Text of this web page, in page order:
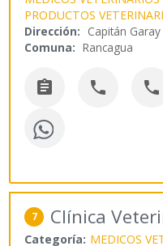
PRODUCTOS
Dirección: Capitán
Comuna: Rancagua
  
7 Clínica
Categoría: MEDICOS